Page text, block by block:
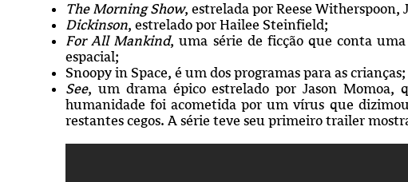
The Morning Show, estrelada por Reese
Dickinson, estrelado por Hailee Steinfield;
For All Mankind, uma série de ficção que conta
espacial;
Snoopy in Space, é um dos programas para as crianças;
See, um drama épico estrelado por Jason
humanidade foi acometida por um vírus que
restantes cegos. A série teve seu primeiro trailer